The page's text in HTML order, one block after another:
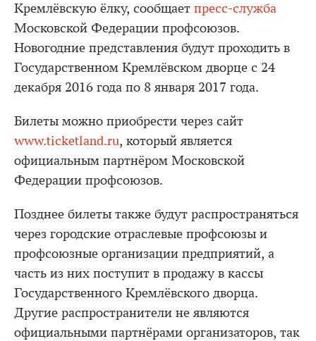
Кремлёвскую ёлку, сообщает пресс-служба
Московской Федерации профсоюзов.
Новогодние представления будут проходить в
Государственном Кремлёвском дворце с 24
декабря 2016 года по 8 января 2017 года.
Билеты можно приобрести через сайт
www.ticketland.ru, который является
официальным партнёром Московской
Федерации профсоюзов.
Позднее билеты также будут распространяться
через городские отраслевые профсоюзы и
профсоюзные организации предприятий, а
часть из них поступит в продажу в кассы
Государственного Кремлёвского дворца.
Другие распространители не являются
официальными партнёрами организаторов, так